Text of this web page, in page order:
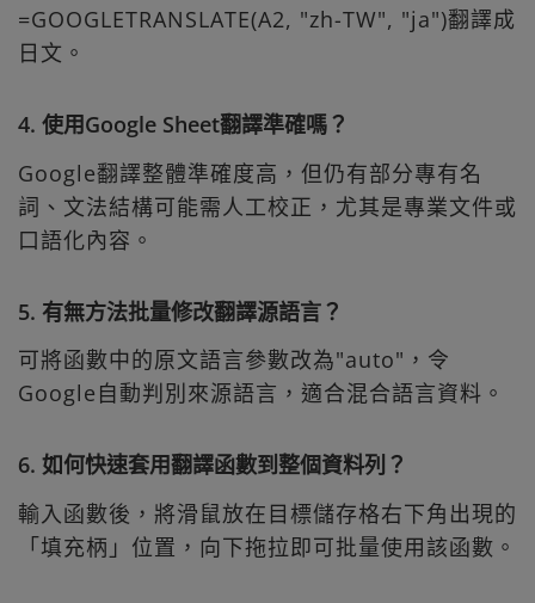
=GOOGLETRANSLATE(A2, "zh-TW", "ja")翻譯成
日文。
4. 使用Google Sheet翻譯準確嗎？
Google翻譯整體準確度高，但仍有部分專有名
詞、文法結構可能需人工校正，尤其是專業文件或
口語化內容。
5. 有無方法批量修改翻譯源語言？
可將函數中的原文語言參數改為"auto"，令
Google自動判別來源語言，適合混合語言資料。
6. 如何快速套用翻譯函數到整個資料列？
輸入函數後，將滑鼠放在目標儲存格右下角出現的
「填充柄」位置，向下拖拉即可批量使用該函數。